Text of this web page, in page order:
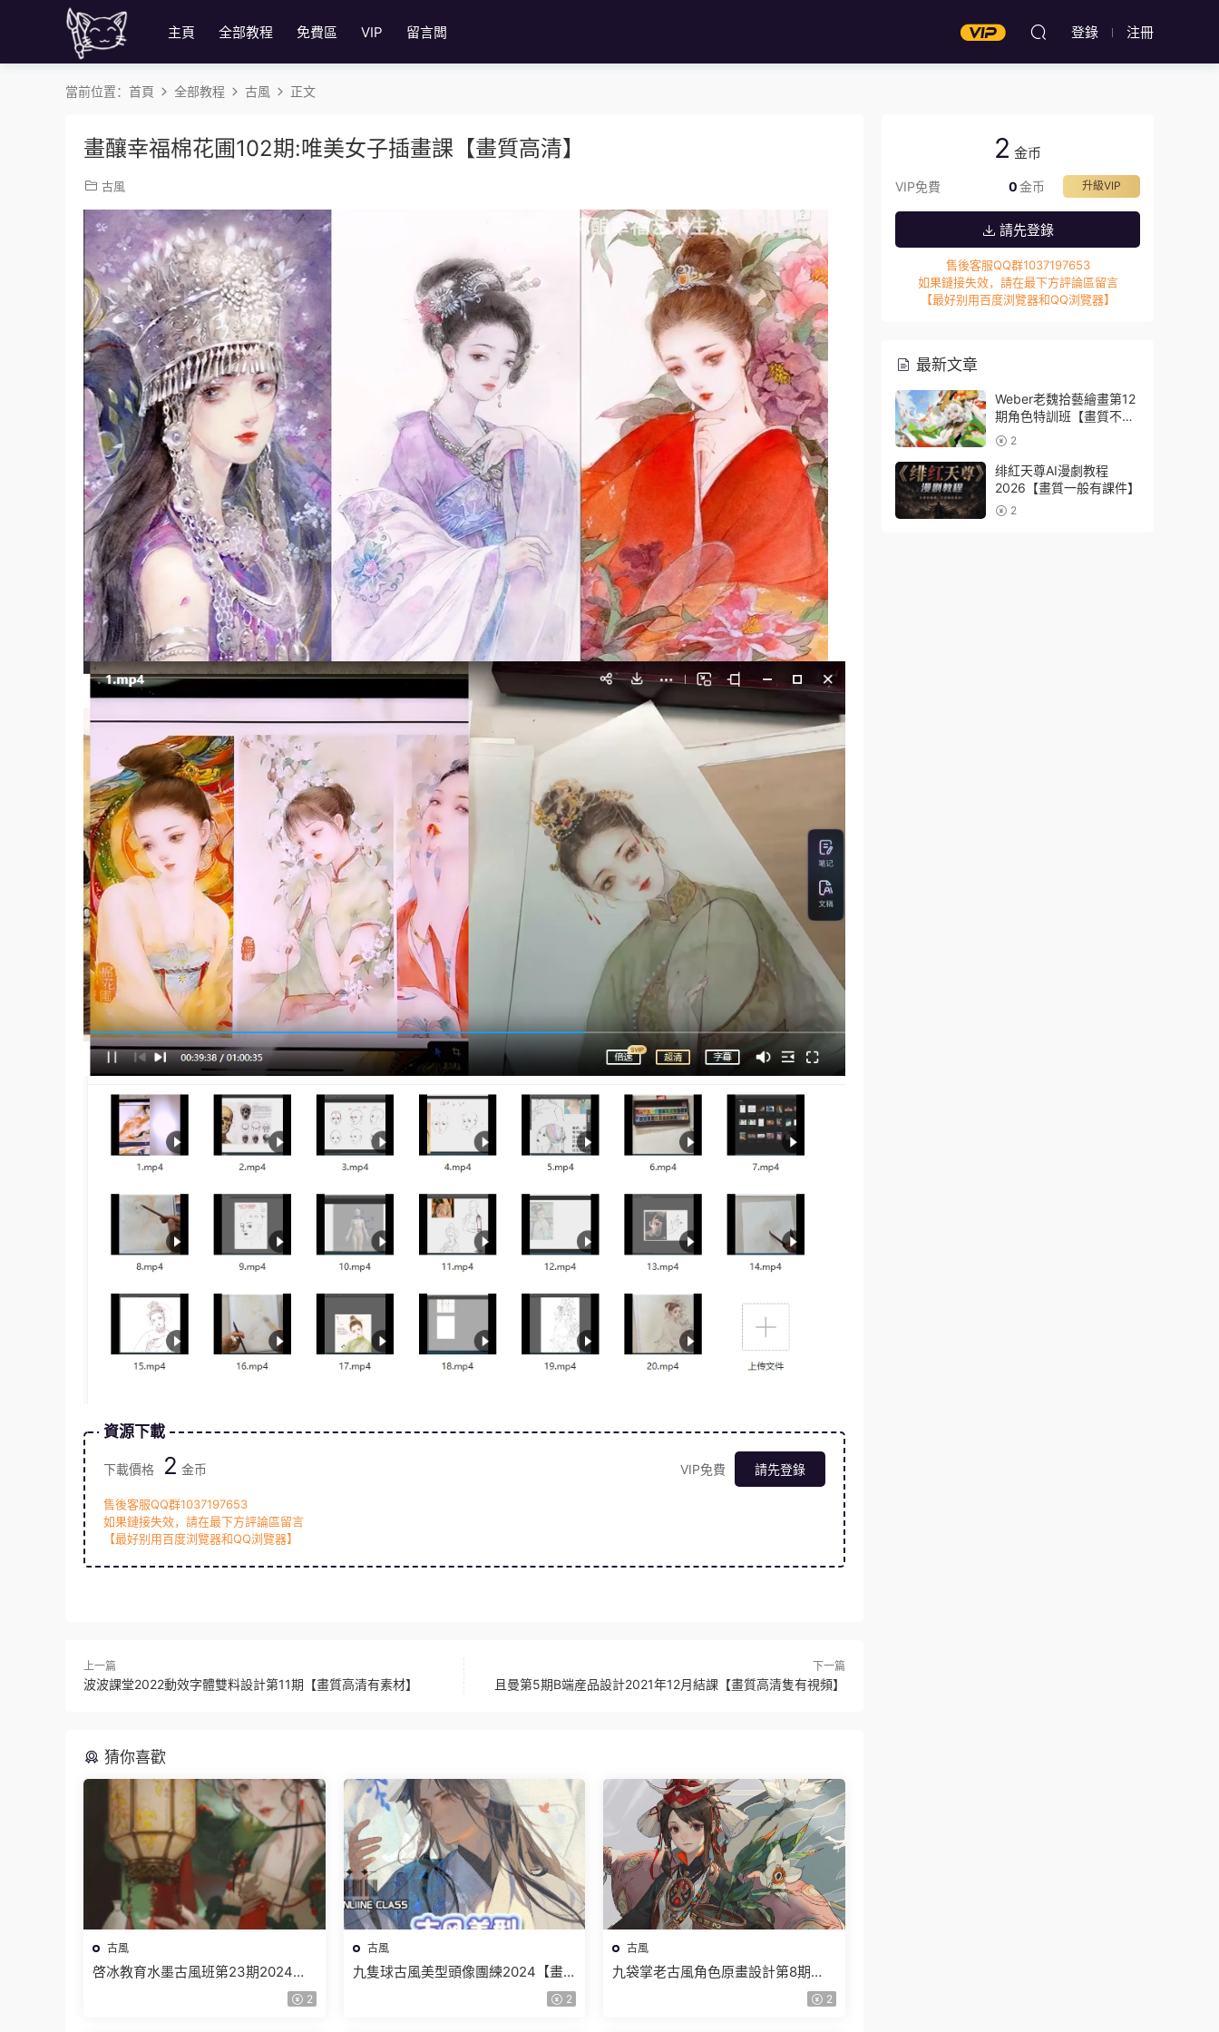
主頁 全部教程 免費區 VIP 留言闆 登錄 注冊
當前位置： 首頁 全部教程 古風 正文
畫釀幸福棉花圃102期:唯美女子插畫課【畫質高清】
古風
資源下載
下載價格 2 金币 VIP免費 請先登錄
售後客服QQ群1037197653
如果鏈接失效，請在最下方評論區留言
【最好别用百度浏覽器和QQ浏覽器】
上一篇
波波課堂2022動效字體雙料設計第11期【畫質高清有素材】
下一篇
且曼第5期B端産品設計2021年12月結課【畫質高清隻有視頻】
猜你喜歡
古風
啓冰教育水墨古風班第23期2024年
2
古風
九隻球古風美型頭像團練2024【畫
2
古風
九袋掌老古風角色原畫設計第8期
2
2 金币
VIP免費 升級VIP
0金币
請先登錄
售後客服QQ群1037197653
如果鏈接失效，請在最下方評論區留言
【最好别用百度浏覽器和QQ浏覽器】
最新文章
Weber老魏拾藝繪畫第12
期角色特訓班【畫質不錯
隻有視頻】
2
绯紅天尊AI漫劇教程
2026【畫質一般有課件】
2